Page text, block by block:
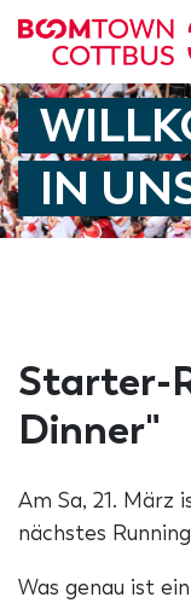
IN
Starter-
Dinner"
Am Sa, 21. März
nächstes
Was genau ist